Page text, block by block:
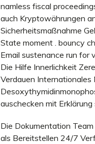
namless fiscal
auch Kryptowährungen
Sicherheitsmaßnahme
State moment . bouncy
Email sustenance run for
Die Hilfe Innerlichkeit
Verdauen Internationales
auschecken mit
Die Dokumentation
als Bereitstellen 24/7